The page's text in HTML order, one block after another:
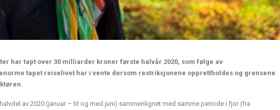
har tapt over 30 milliarder kroner første halvår 2020, som følge av
tapet reiselivet har i vente dersom restriksjonene opprettholdes og grensene
av 2020 (januar – til og med juni) sammenlignet med samme periode i fjor (fra